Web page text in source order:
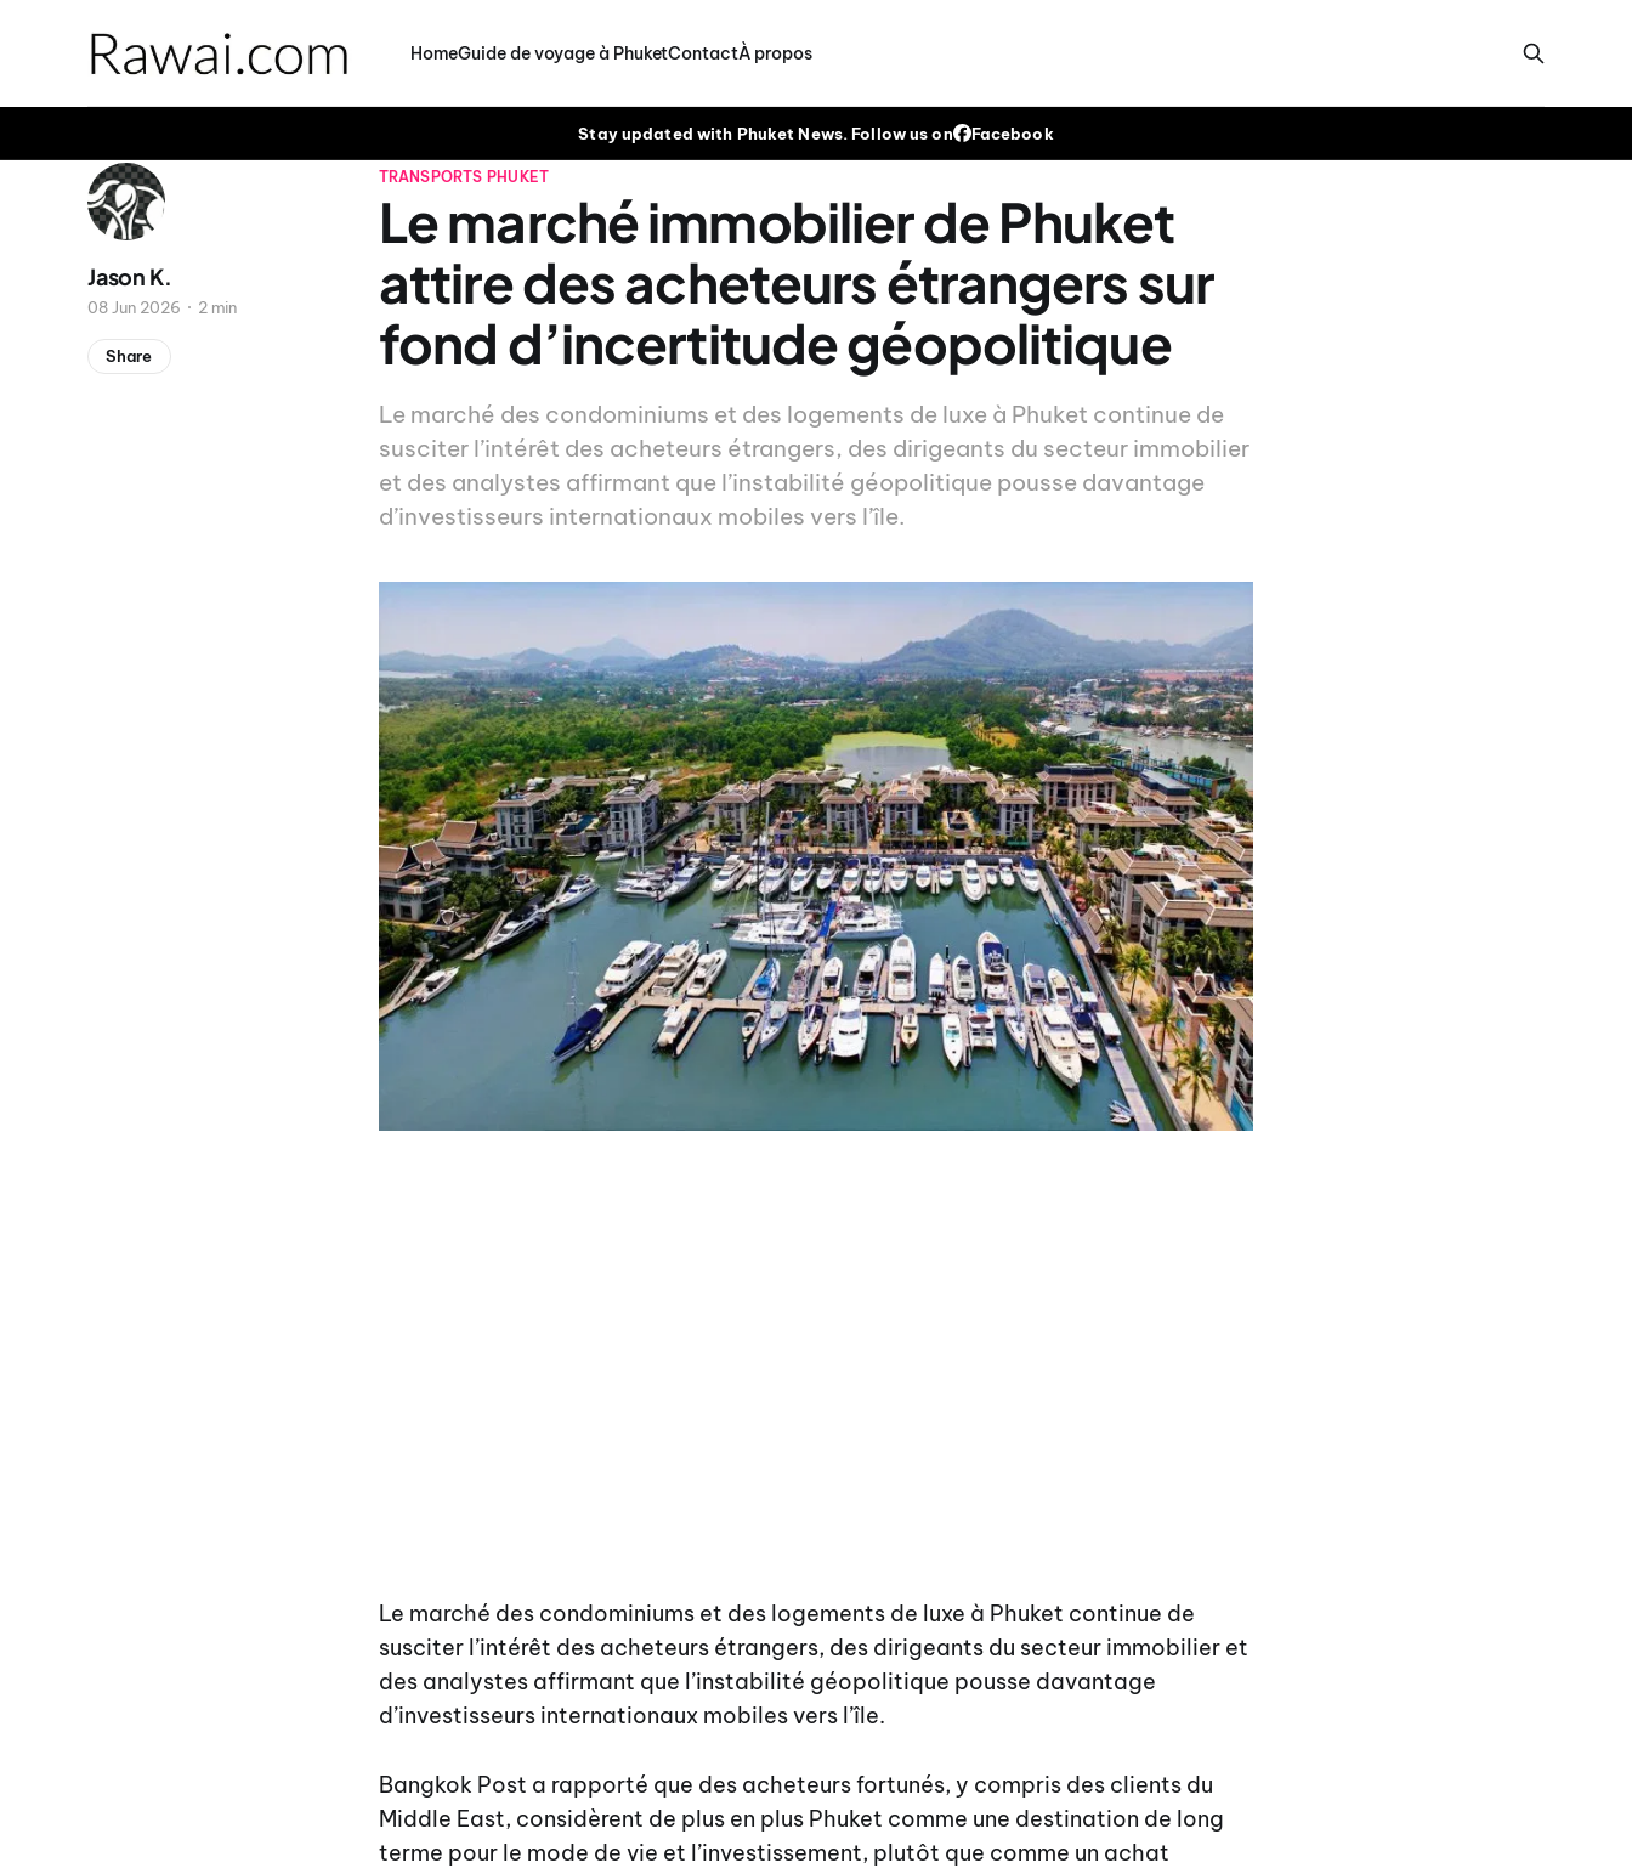
HomeGuide de voyage à PhuketContactÀ propos
Stay updated with Phuket News. Follow us on Facebook
TRANSPORTS PHUKET
Le marché immobilier de Phuket
attire des acheteurs étrangers sur
fond d’incertitude géopolitique
Le marché des condominiums et des logements de luxe à Phuket continue de
susciter l’intérêt des acheteurs étrangers, des dirigeants du secteur immobilier
et des analystes affirmant que l’instabilité géopolitique pousse davantage
d’investisseurs internationaux mobiles vers l’île.
Jason K.
08 Jun 2026 2 min
Share
Le marché des condominiums et des logements de luxe à Phuket continue de
susciter l’intérêt des acheteurs étrangers, des dirigeants du secteur immobilier et
des analystes affirmant que l’instabilité géopolitique pousse davantage
d’investisseurs internationaux mobiles vers l’île.
Bangkok Post a rapporté que des acheteurs fortunés, y compris des clients du
Middle East, considèrent de plus en plus Phuket comme une destination de long
terme pour le mode de vie et l’investissement, plutôt que comme un achat